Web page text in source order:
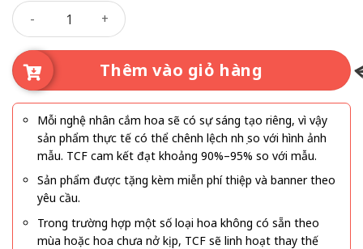
Hoa chúc mừng 85 số lượng
Thêm vào giỏ hàng
Mỗi nghệ nhân cắm hoa sẽ có sự sáng tạo riêng, vì vậy
sản phẩm thực tế có thể chênh lệch nhẹ so với hình ảnh
mẫu. TCF cam kết đạt khoảng 90%–95% so với mẫu.
Sản phẩm được tặng kèm miễn phí thiệp và banner theo
yêu cầu.
Trong trường hợp một số loại hoa không có sẵn theo
mùa hoặc hoa chưa nở kịp, TCF sẽ linh hoạt thay thế